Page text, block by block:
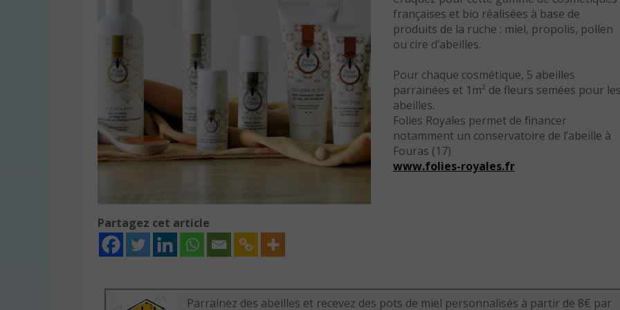
françaises et bio réalisées à base de
produits de la ruche : miel, propolis, pollen
ou cire d’abeilles.
Pour chaque cosmétique, 5 abeilles
parrainées et 1m² de fleurs semées pour
abeilles.
Folies Royales permet de financer
notamment un conservatoire de l’abeille à
Fouras (17)
www.folies-royales.fr
Partagez cet article
Parrainez des abeilles et recevez des pots de miel personnalisés à partir de 8€ par